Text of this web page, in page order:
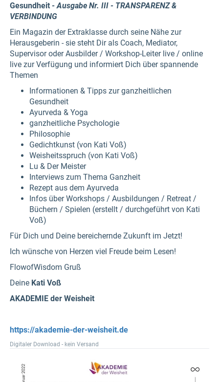
Gesundheit - Ausgabe Nr. III - TRANSPARENZ &
VERBINDUNG
Ein Magazin der Extraklasse durch seine Nähe zur
Herausgeberin - sie steht Dir als Coach, Mediator,
Supervisor oder Ausbilder / Workshop-Leiter live / online
live zur Verfügung und informiert Dich über spannende
Themen
Informationen & Tipps zur ganzheitlichen
Gesundheit
Ayurveda & Yoga
ganzheitliche Psychologie
Philosophie
Gedichtkunst (von Kati Voß)
Weisheitsspruch (von Kati Voß)
Lu & Der Meister
Interviews zum Thema Ganzheit
Rezept aus dem Ayurveda
Infos über Workshops / Ausbildungen / Retreat /
Büchern / Spielen (erstellt / durchgeführt von Kati
Voß)
Für Dich und Deine bereichernde Zukunft im Jetzt!
Ich wünsche von Herzen viel Freude beim Lesen!
FlowofWisdom Gruß
Deine Kati Voß
AKADEMIE der Weisheit
https://akademie-der-weisheit.de
Digitaler Download - kein Versand